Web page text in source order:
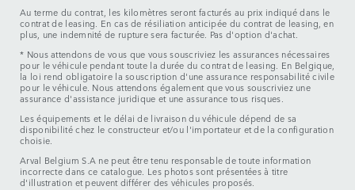
Au terme du contrat, les kilomètres seront facturés au prix indiqué dans le
contrat de leasing. En cas de résiliation anticipée du contrat de leasing, en
plus, une indemnité de rupture sera facturée. Pas d'option d'achat.
* Nous attendons de vous que vous souscriviez les assurances nécessaires
pour le véhicule pendant toute la durée du contrat de leasing. En Belgique,
la loi rend obligatoire la souscription d'une assurance responsabilité civile
pour le véhicule. Nous attendons également que vous souscriviez une
assurance d'assistance juridique et une assurance tous risques.
Les équipements et le délai de livraison du véhicule dépend de sa
disponibilité chez le constructeur et/ou l'importateur et de la configuration
choisie.
Arval Belgium S.A ne peut être tenu responsable de toute information
incorrecte dans ce catalogue. Les photos sont présentées à titre
d'illustration et peuvent différer des véhicules proposés.